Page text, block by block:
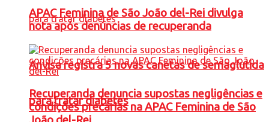
Anvisa registra 5 novas canetas de semaglutida
para tratar diabetes
APAC Feminina de São João del-Rei divulga
nota após denúncias de recuperanda
Recuperanda denuncia supostas negligências e
condições precárias na APAC Feminina de São